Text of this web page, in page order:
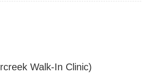
Walk-In Clinic)